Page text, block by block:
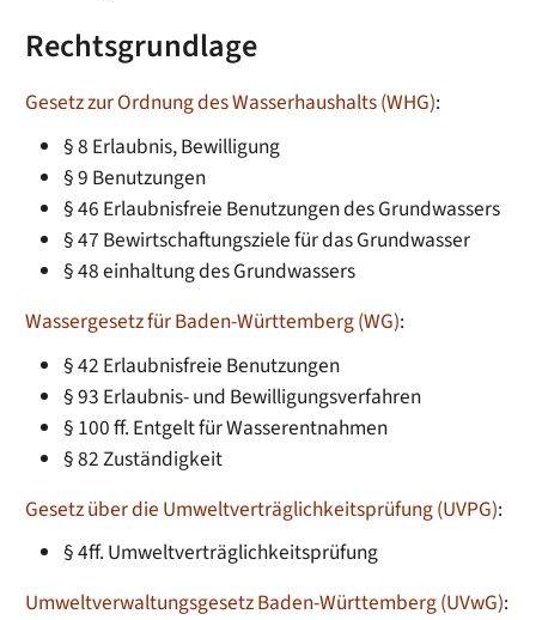
Rechtsgrundlage
Gesetz zur Ordnung des Wasserhaushalts (WHG):
§ 8 Erlaubnis, Bewilligung
§ 9 Benutzungen
§ 46 Erlaubnisfreie Benutzungen des Grundwassers
§ 47 Bewirtschaftungsziele für das Grundwasser
§ 48 einhaltung des Grundwassers
Wassergesetz für Baden-Württemberg (WG):
§ 42 Erlaubnisfreie Benutzungen
§ 93 Erlaubnis- und Bewilligungsverfahren
§ 100 ff. Entgelt für Wasserentnahmen
§ 82 Zuständigkeit
Gesetz über die Umweltverträglichkeitsprüfung (UVPG):
§ 4ff. Umweltverträglichkeitsprüfung
Umweltverwaltungsgesetz Baden-Württemberg (UVwG):